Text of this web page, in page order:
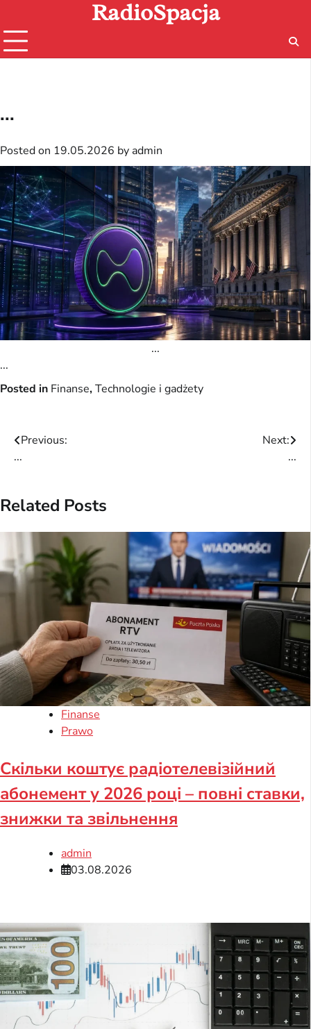
content
RadioSpacja
...
Posted on 19.05.2026 by admin
...
...
Posted in Finanse,Technologie i gadżety
Post
Previous:
...
Next:
...
Related Posts
Finanse
Prawo
Скільки коштує радіотелевізійний
абонемент у 2026 році – повні ставки,
знижки та звільнення
admin
03.08.2026